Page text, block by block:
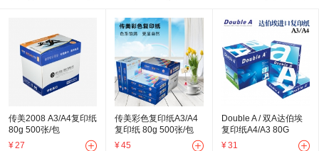
传美2008 A3/A4复印纸
80g 500张/包
¥27
传美彩色复印纸A3/A4
复印纸 80g 500张/包
¥45
Double A / 双A达伯埃
复印纸A4/A3 80G
500P/包
¥31